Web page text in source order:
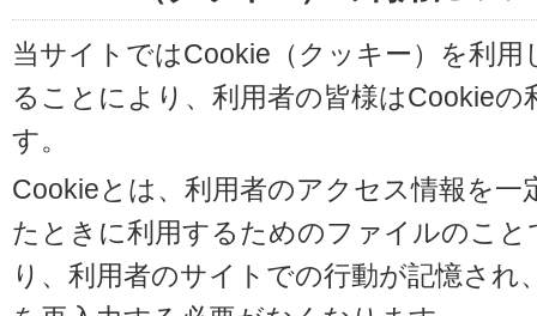
当サイトではCookie（クッキー）を利
ることにより、利用者の皆様はCookie
す。
Cookieとは、利用者のアクセス情報を
たときに利用するためのファイルのこ
り、利用者のサイトでの行動が記憶さ